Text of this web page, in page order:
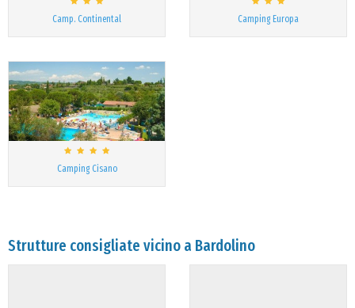
Camp. Continental Camping Europa
Camping Cisano
Strutture consigliate vicino a Bardolino